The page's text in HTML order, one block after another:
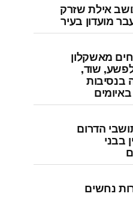
אילת שזרק
מועדון בעיר
מאשקלון
שוד,
הדרום
בבני
נחשים